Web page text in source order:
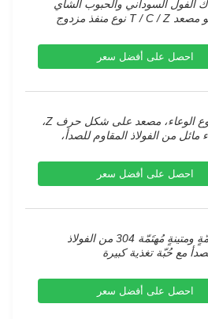
السوداني والحبوب الشاي
سلسلة دلو مصعد T / C / Z نوع منفذ مزدوج
على أفضل سعر
آلة ناقل نوع الوعاء، مصعد على شكل حرف Z،
من الفولاذ المقاوم للصدأ،
على أفضل سعر
مُغذّيّةٍ مُهتَمّةٍ ومتينةٍ مُهتَمّة 304 من الفولاذ
حُبّة تغذية كبيرة
على أفضل سعر